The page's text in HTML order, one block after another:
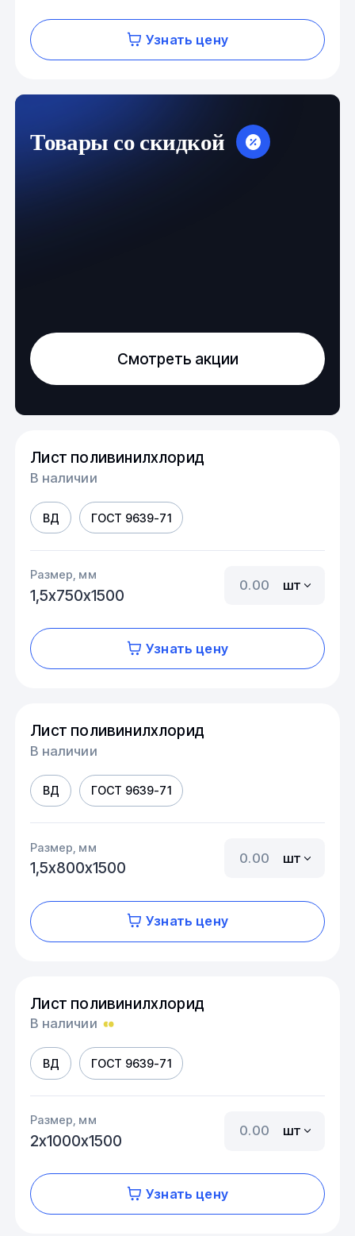
Узнать цену
Товары со скидкой
Смотреть акции
Лист поливинилхлорид
В наличии
ВД ГОСТ 9639-71
Размер, мм
1,5х750х1500
шт
Узнать цену
Лист поливинилхлорид
В наличии
ВД ГОСТ 9639-71
Размер, мм
1,5х800х1500
шт
Узнать цену
Лист поливинилхлорид
В наличии
ВД ГОСТ 9639-71
Размер, мм
2х1000х1500
шт
Узнать цену